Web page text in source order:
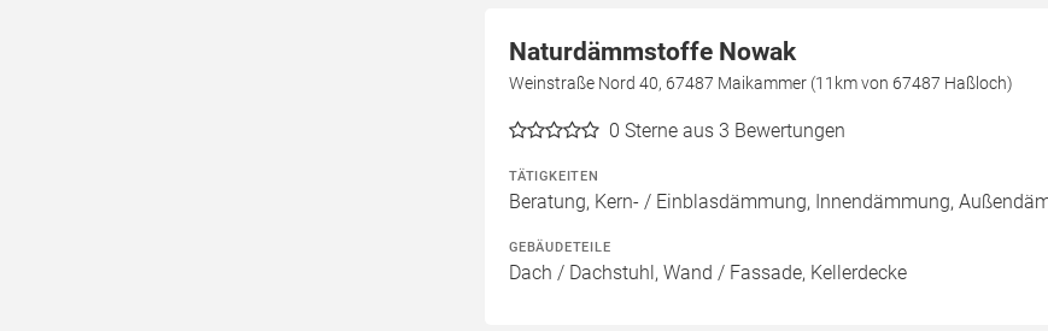
Naturdämmstoffe Nowak
Weinstraße Nord 40, 67487 Maikammer (11km von 67487 Haßloch)
0 Sterne aus 3 Bewertungen
TÄTIGKEITEN
Beratung, Kern- / Einblasdämmung, Innendämmung,
GEBÄUDETEILE
Dach / Dachstuhl, Wand / Fassade, Kellerdecke